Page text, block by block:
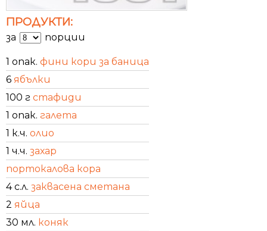
ПРОДУКТИ:
за порции
1 опак. фини кори за баница
6 ябълки
100 г стафиди
1 опак. галета
1 к.ч. олио
1 ч.ч. захар
портокалова кора
4 с.л. заквасена сметана
2 яйца
30 мл. коняк